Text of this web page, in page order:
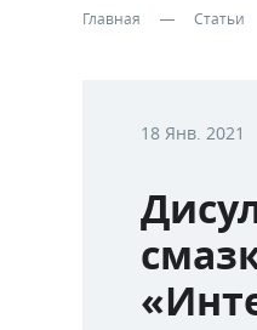
Главная Статьи
18 Янв. 2021